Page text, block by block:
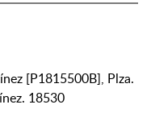
[P1815500B], Plza.
18530